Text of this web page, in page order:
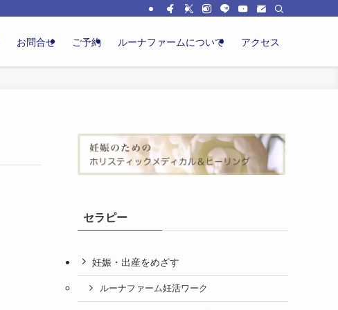
お問合せ ご予約 ルーナファームについて アクセス
セラピー
妊娠・出産をめざす
ルーナファーム妊活ワーク